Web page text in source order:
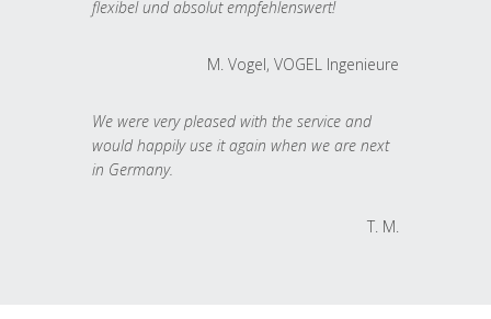
flexibel und absolut empfehlenswert!
M. Vogel, VOGEL Ingenieure
We were very pleased with the service and
would happily use it again when we are next
in Germany.
T. M.